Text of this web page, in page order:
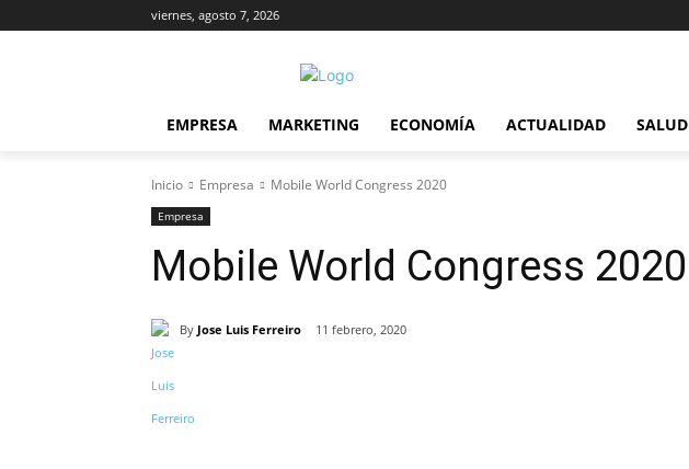
viernes, agosto 7, 2026
EMPRESA MARKETING ECONOMÍA ACTUALIDAD SALUD
Inicio Empresa Mobile World Congress 2020
Empresa
Mobile World Congress 2020
By Jose Luis Ferreiro 11 febrero, 2020